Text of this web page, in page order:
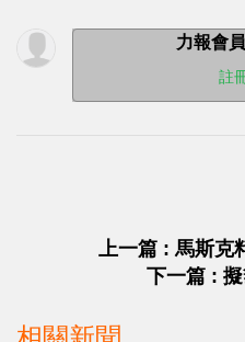
力報會
註
上一篇 : 馬斯
下一篇 :